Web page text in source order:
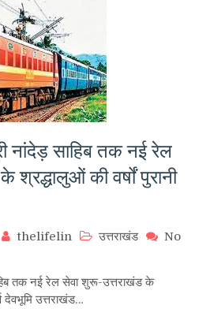
साहिब तक नई रेल
की वर्षों पुरानी
thelifelin उत्तराखंड
No
तक नई रेल सेवा शुरू-उत्तराखंड के
देवभूमि उत्तराखंड…